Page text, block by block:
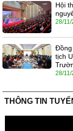
Hội
28/
Đồng
tịch
28/
THÔNG TIN